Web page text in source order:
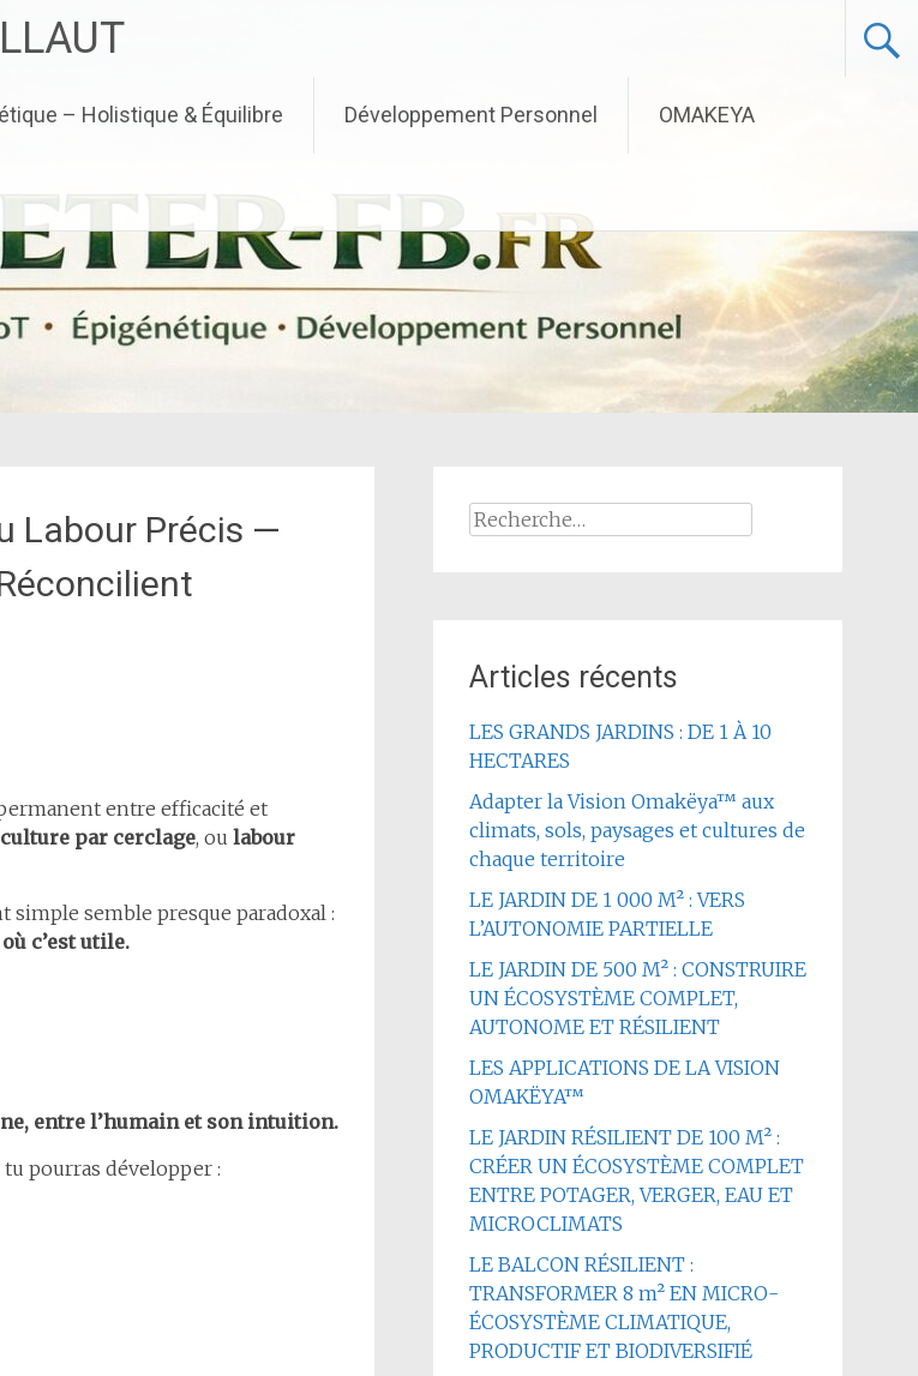
– Holistique & Équilibre Développement Personnel OMAKEYA
Labour Précis —
entre efficacité et
par cerclage, ou labour
simple semble presque paradoxal :
c’est utile.
entre l’humain et son intuition.
pourras développer :
Rechercher :
Articles récents
LES GRANDS JARDINS : DE 1 À 10
HECTARES
Adapter la Vision Omakëya™ aux
climats, sols, paysages et cultures de
chaque territoire
LE JARDIN DE 1 000 M² : VERS
L’AUTONOMIE PARTIELLE
LE JARDIN DE 500 M² : CONSTRUIRE
UN ÉCOSYSTÈME COMPLET,
AUTONOME ET RÉSILIENT
LES APPLICATIONS DE LA VISION
OMAKËYA™
LE JARDIN RÉSILIENT DE 100 M² :
CRÉER UN ÉCOSYSTÈME COMPLET
ENTRE POTAGER, VERGER, EAU ET
MICROCLIMATS
LE BALCON RÉSILIENT :
TRANSFORMER 8 m² EN MICRO-
ÉCOSYSTÈME CLIMATIQUE,
PRODUCTIF ET BIODIVERSIFIÉ